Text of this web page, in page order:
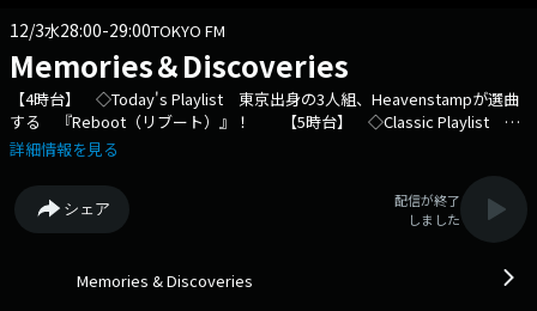
12/3水28:00-29:00TOKYO FM
Memories＆Discoveries
【4時台】 ◇Today's Playlist 東京出身の3人組、Heavenstampが選曲
する 『Reboot（リブート）』！ 【5時台】 ◇Classic Playlist 指
揮者の坂入健司郎さんが、 『スペインへの憧れ』というテーマで選
が、それぞれのリコメンド楽曲で素敵な音楽空間をプロデュース。 懐か
しさを感じるナンバー、新たな出会いとなるようなナンバー等、幅広い世
代に、時代を超えた邦・洋楽の名曲をお届け！ 番組Webサイト：
https://form.audee.jp/memories/message
詳細情報を見る
シェア
配信が終了
しました
Memories & Discoveries